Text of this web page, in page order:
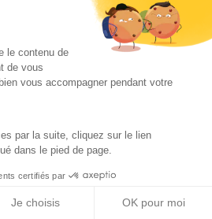
le contenu de
de vous
vous accompagner pendant votre
par la suite, cliquez sur le lien
dans le pied de page.
certifiés par
Je choisis OK pour moi